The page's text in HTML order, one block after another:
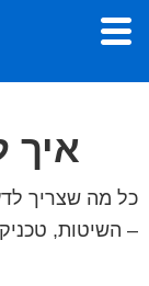
Skip
main
Skip
footer
איך
כל מה שצריך
– השיטות,